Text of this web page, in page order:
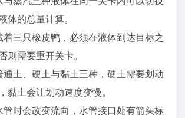
体的总量计算。
三只橡皮鸭，必须在液体到达目标之
则需要重开关卡。
土、硬土与黏土三种，硬土需要划动
黏土会让划动速度变慢。
时会改变流向，水管接口处有箭头标